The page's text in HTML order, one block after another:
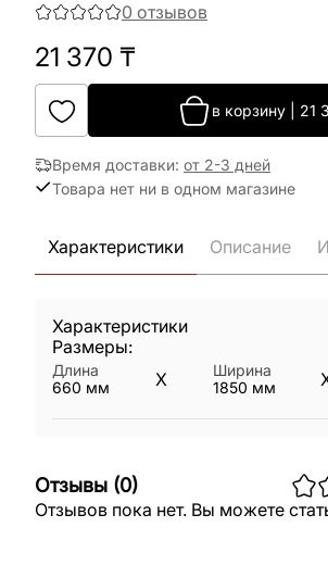
0 отзывов
21 370 ₸
в корзину 21
Время доставки: от 2-3 дней
Товара нет ни в одном магазине
Характеристики Описание
Характеристики
Размеры:
Длина
660 мм X
Ширина
1850 мм
Отзывы (0)
Отзывов пока нет. Вы можете